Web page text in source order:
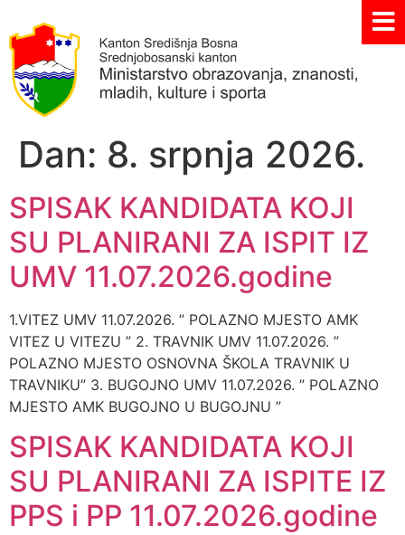
Dan: 8. srpnja 2026.
SPISAK KANDIDATA KOJI
SU PLANIRANI ZA ISPIT IZ
UMV 11.07.2026.godine
1.VITEZ UMV 11.07.2026. ” POLAZNO MJESTO AMK
VITEZ U VITEZU ” 2. TRAVNIK UMV 11.07.2026. ”
POLAZNO MJESTO OSNOVNA ŠKOLA TRAVNIK U
TRAVNIKU” 3. BUGOJNO UMV 11.07.2026. ” POLAZNO
MJESTO AMK BUGOJNO U BUGOJNU ”
SPISAK KANDIDATA KOJI
SU PLANIRANI ZA ISPITE IZ
PPS i PP 11.07.2026.godine